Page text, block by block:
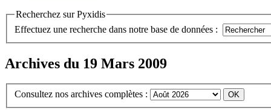
Recherchez sur Pyxidis
Effectuez une recherche dans notre base de données :
Archives du 19 Mars 2009
Consultez nos archives complètes :